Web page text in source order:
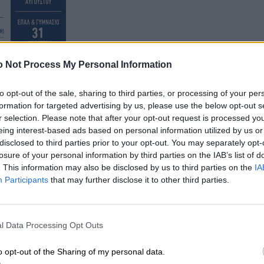
Not Process My Personal Information
opt-out of the sale, sharing to third parties, or processing of your
for targeted advertising by us, please use the below opt-out
selection. Please note that after your opt-out request is processed
interest-based ads based on personal information utilized by us
to third parties prior to your opt-out. You may separately
of your personal information by third parties on the IAB’s list of
This information may also be disclosed by us to third parties on the
Participants that may further disclose it to other third parties.
Data Processing Opt Outs
opt-out of the Sharing of my personal data.
τις ημέρες κάποιες ενέργειες, αλλά δυστυχώς
να ζητήσω να συζητηθεί το θέμα στο συμβούλιο”
και ο δήμος για το πόρισμα των ελεγκτών που